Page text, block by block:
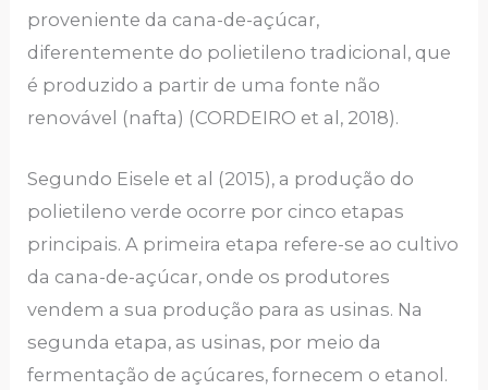
proveniente da cana-de-açúcar,
diferentemente do polietileno tradicional, que
é produzido a partir de uma fonte não
renovável (nafta) (CORDEIRO et al, 2018).
Segundo Eisele et al (2015), a produção do
polietileno verde ocorre por cinco etapas
principais. A primeira etapa refere-se ao cultivo
da cana-de-açúcar, onde os produtores
vendem a sua produção para as usinas. Na
segunda etapa, as usinas, por meio da
fermentação de açúcares, fornecem o etanol.